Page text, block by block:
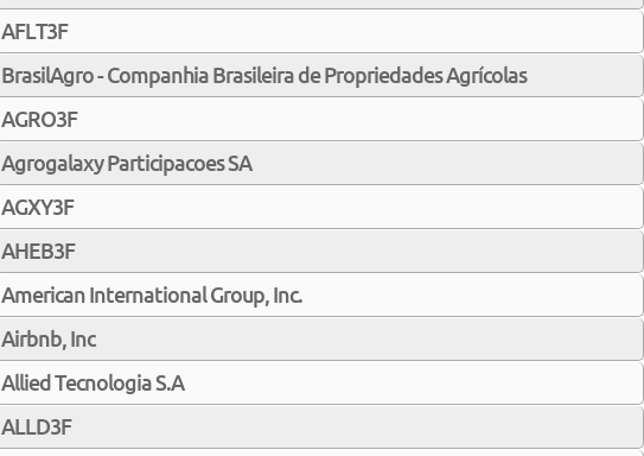
AFLT3F
BrasilAgro - Companhia Brasileira de Propriedades Agrícolas
AGRO3F
Agrogalaxy Participacoes SA
AGXY3F
AHEB3F
American International Group, Inc.
Airbnb, Inc
Allied Tecnologia S.A
ALLD3F